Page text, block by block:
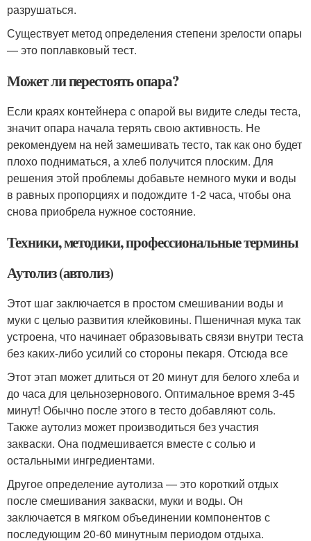
разрушаться.
Существует метод определения степени зрелости опары
— это поплавковый тест.
Может ли перестоять опара?
Если краях контейнера с опарой вы видите следы теста,
значит опара начала терять свою активность. Не
рекомендуем на ней замешивать тесто, так как оно будет
плохо подниматься, а хлеб получится плоским. Для
решения этой проблемы добавьте немного муки и воды
в равных пропорциях и подождите 1-2 часа, чтобы она
снова приобрела нужное состояние.
Техники, методики, профессиональные термины
Аутолиз (автолиз)
Этот шаг заключается в простом смешивании воды и
муки с целью развития клейковины. Пшеничная мука так
устроена, что начинает образовывать связи внутри теста
без каких-либо усилий со стороны пекаря. Отсюда все
Этот этап может длиться от 20 минут для белого хлеба и
до часа для цельнозернового. Оптимальное время 3-45
минут! Обычно после этого в тесто добавляют соль.
Также аутолиз может производиться без участия
закваски. Она подмешивается вместе с солью и
остальными ингредиентами.
Другое определение аутолиза — это короткий отдых
после смешивания закваски, муки и воды. Он
заключается в мягком объединении компонентов с
последующим 20-60 минутным периодом отдыха.